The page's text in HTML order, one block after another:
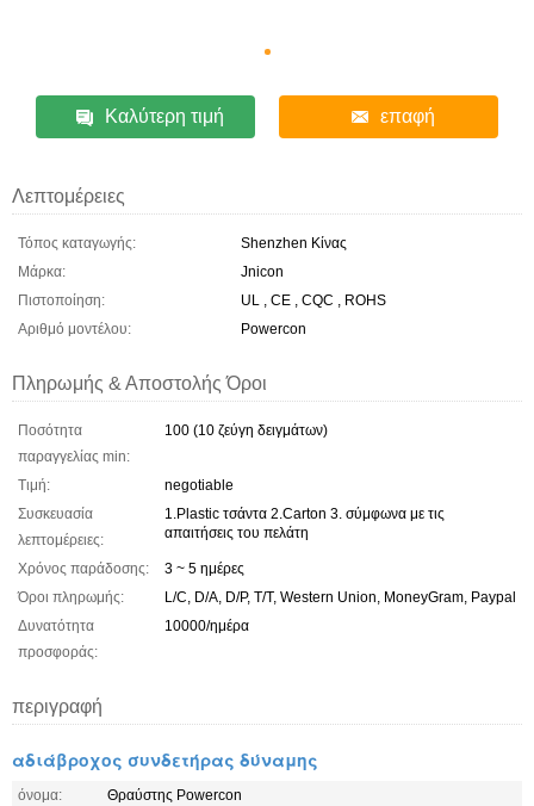
Καλύτερη τιμή επαφή
Λεπτομέρειες
Τόπος καταγωγής:
Shenzhen Κίνας
Μάρκα:
Jnicon
Πιστοποίηση:
UL , CE , CQC , ROHS
Αριθμό μοντέλου:
Powercon
Πληρωμής & Αποστολής Όροι
Ποσότητα
παραγγελίας min:
100 (10 ζεύγη δειγμάτων)
Τιμή:
negotiable
Συσκευασία
λεπτομέρειες:
1.Plastic τσάντα 2.Carton 3. σύμφωνα με τις
απαιτήσεις του πελάτη
Χρόνος παράδοσης:
3 ~ 5 ημέρες
Όροι πληρωμής:
L/C, D/A, D/P, T/T, Western Union, MoneyGram, Paypal
Δυνατότητα
προσφοράς:
10000/ημέρα
περιγραφή
αδιάβροχος συνδετήρας δύναμης
όνομα:
Θραύστης Powercon